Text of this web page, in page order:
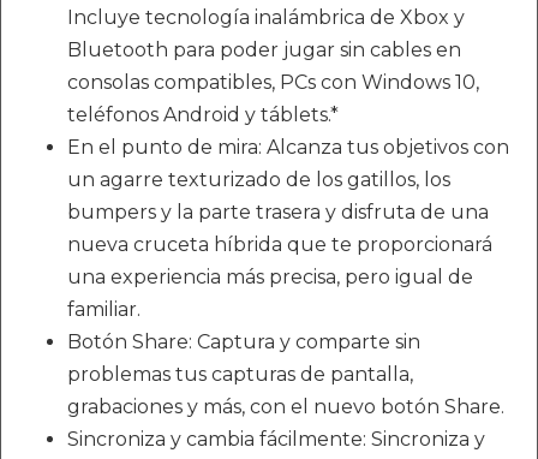
Incluye tecnología inalámbrica de Xbox y
Bluetooth para poder jugar sin cables en
consolas compatibles, PCs con Windows 10,
teléfonos Android y táblets.*
En el punto de mira: Alcanza tus objetivos con
un agarre texturizado de los gatillos, los
bumpers y la parte trasera y disfruta de una
nueva cruceta híbrida que te proporcionará
una experiencia más precisa, pero igual de
familiar.
Botón Share: Captura y comparte sin
problemas tus capturas de pantalla,
grabaciones y más, con el nuevo botón Share.
Sincroniza y cambia fácilmente: Sincroniza y